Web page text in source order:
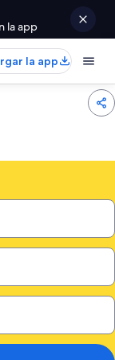
la app
la app